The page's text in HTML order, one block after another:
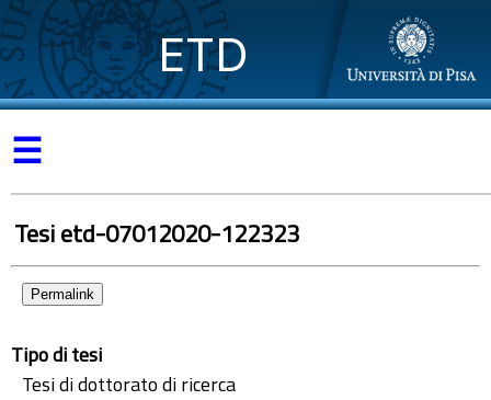
ETD
☰
Tesi etd-07012020-122323
Permalink
Tipo di tesi
Tesi di dottorato di ricerca